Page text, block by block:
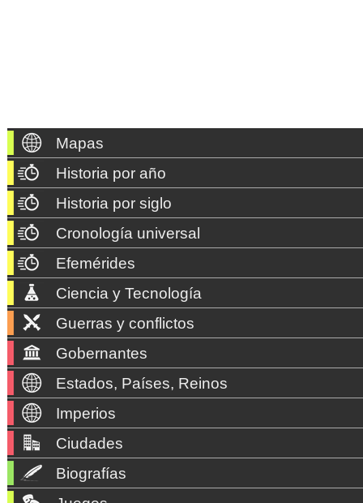
Mapas
Historia por año
Historia por siglo
Cronología universal
Efemérides
Ciencia y Tecnología
Guerras y conflictos
Gobernantes
Estados, Países, Reinos
Imperios
Ciudades
Biografías